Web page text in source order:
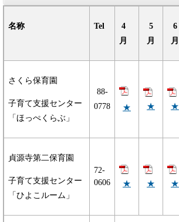
名称 Tel
4
月
5
月
6
月
さくら保育園
子育て支援センター
「ほっぺくらぶ」
88-
0778
★ ★ ★
貞源寺第二保育園
子育て支援センター
「ひよこルーム」
​72-
0606
★ ★ ★